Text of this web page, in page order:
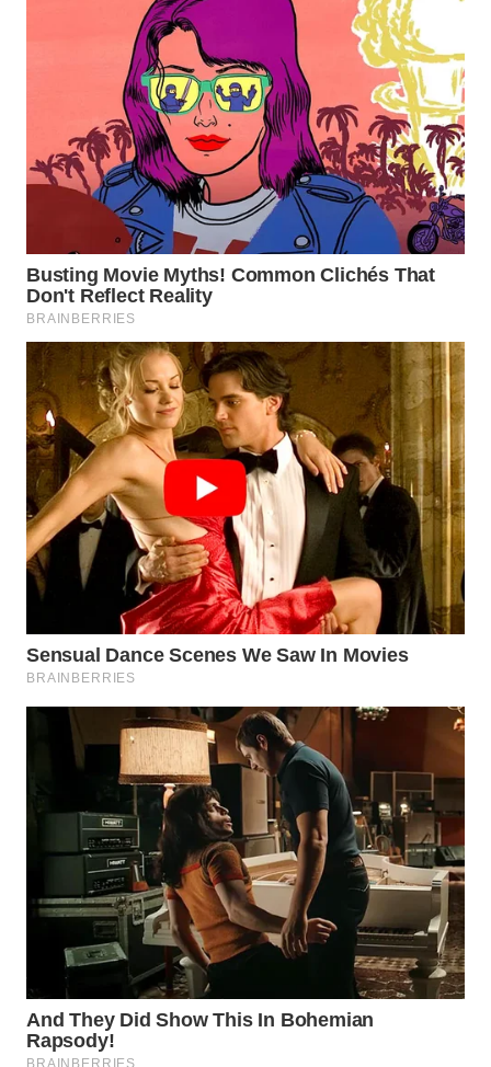
MANDALIKA
WN
LIKUPANG
LABUANBAJO
WN
BORNEO
Wahana
Media
Group
WAHANA
NEWS
WAHANA
TANI
WAHANA
ADVOKAT
WAHANA
INFRASTRUKTUR
KONSUMEN
WAHANA
LISTRIK
WAHANA
TRAVEL
WAHANA
TV